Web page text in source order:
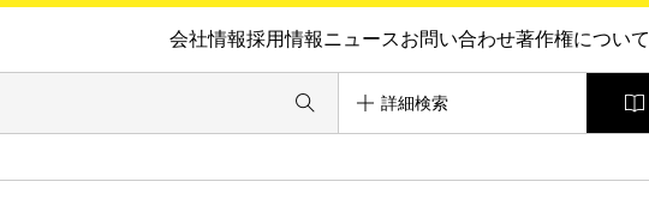
会社情報採用情報ニュースお問い合わせ著作権について
詳細検索